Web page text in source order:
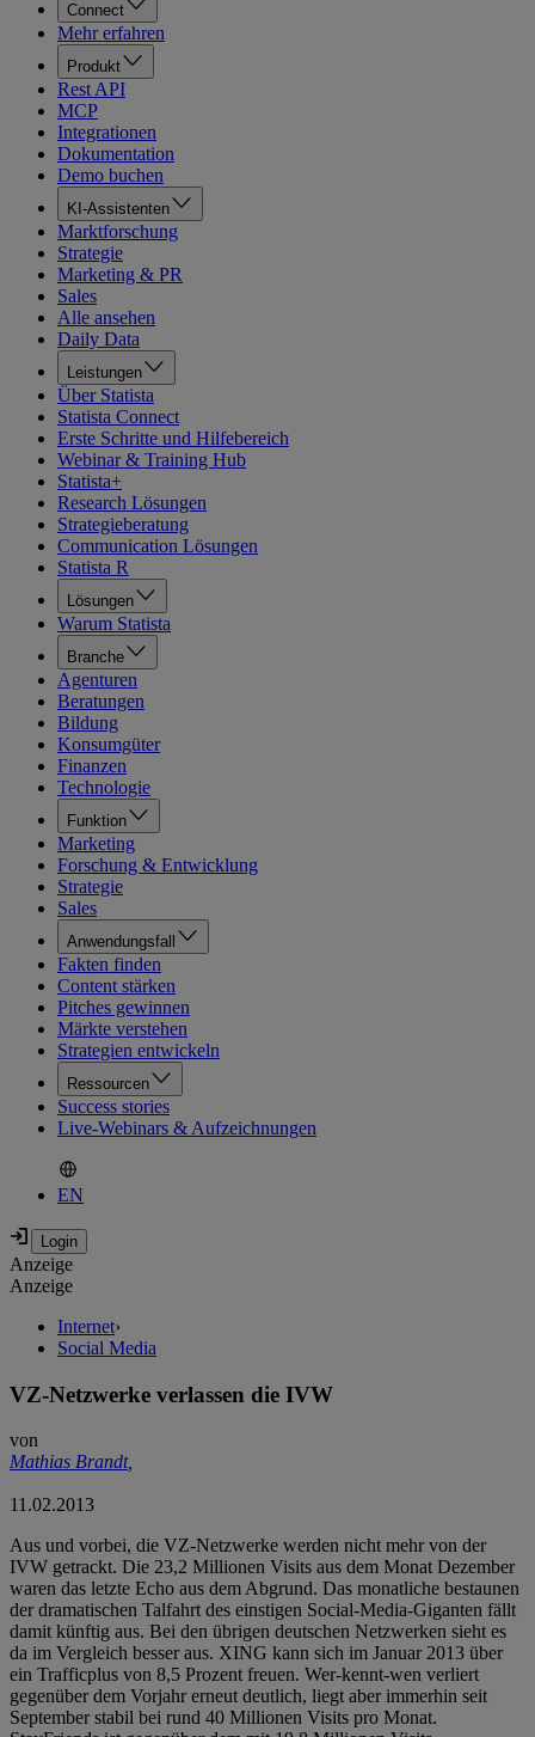
Connect
Mehr erfahren
Produkt
Rest API
MCP
Integrationen
Dokumentation
Demo buchen
KI-Assistenten
Marktforschung
Strategie
Marketing & PR
Sales
Alle ansehen
Daily Data
Leistungen
Über Statista
Statista Connect
Erste Schritte und Hilfebereich
Webinar & Training Hub
Statista+
Research Lösungen
Strategieberatung
Communication Lösungen
Statista R
Lösungen
Warum Statista
Branche
Agenturen
Beratungen
Bildung
Konsumgüter
Finanzen
Technologie
Funktion
Marketing
Forschung & Entwicklung
Strategie
Sales
Anwendungsfall
Fakten finden
Content stärken
Pitches gewinnen
Märkte verstehen
Strategien entwickeln
Ressourcen
Success stories
Live-Webinars & Aufzeichnungen
EN
Anzeige
Anzeige
Internet›
Social Media
VZ-Netzwerke verlassen die IVW
von
Mathias Brandt,
11.02.2013
Aus und vorbei, die VZ-Netzwerke werden nicht mehr von der
IVW getrackt. Die 23,2 Millionen Visits aus dem Monat Dezember
waren das letzte Echo aus dem Abgrund. Das monatliche bestaunen
der dramatischen Talfahrt des einstigen Social-Media-Giganten fällt
damit künftig aus. Bei den übrigen deutschen Netzwerken sieht es
da im Vergleich besser aus. XING kann sich im Januar 2013 über
ein Trafficplus von 8,5 Prozent freuen. Wer-kennt-wen verliert
gegenüber dem Vorjahr erneut deutlich, liegt aber immerhin seit
September stabil bei rund 40 Millionen Visits pro Monat.